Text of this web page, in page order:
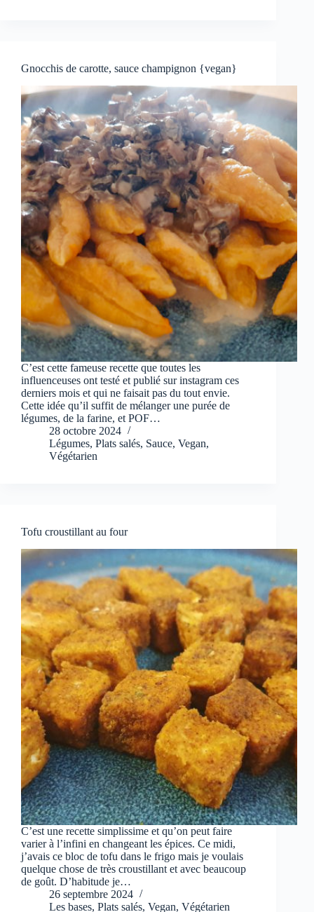
Gnocchis de carotte, sauce champignon {vegan}
C’est cette fameuse recette que toutes les
influenceuses ont testé et publié sur instagram ces
derniers mois et qui ne faisait pas du tout envie.
Cette idée qu’il suffit de mélanger une purée de
légumes, de la farine, et POF…
28 octobre 2024
Légumes, Plats salés, Sauce, Vegan,
Végétarien
Tofu croustillant au four
C’est une recette simplissime et qu’on peut faire
varier à l’infini en changeant les épices. Ce midi,
j’avais ce bloc de tofu dans le frigo mais je voulais
quelque chose de très croustillant et avec beaucoup
de goût. D’habitude je…
26 septembre 2024
Les bases, Plats salés, Vegan, Végétarien